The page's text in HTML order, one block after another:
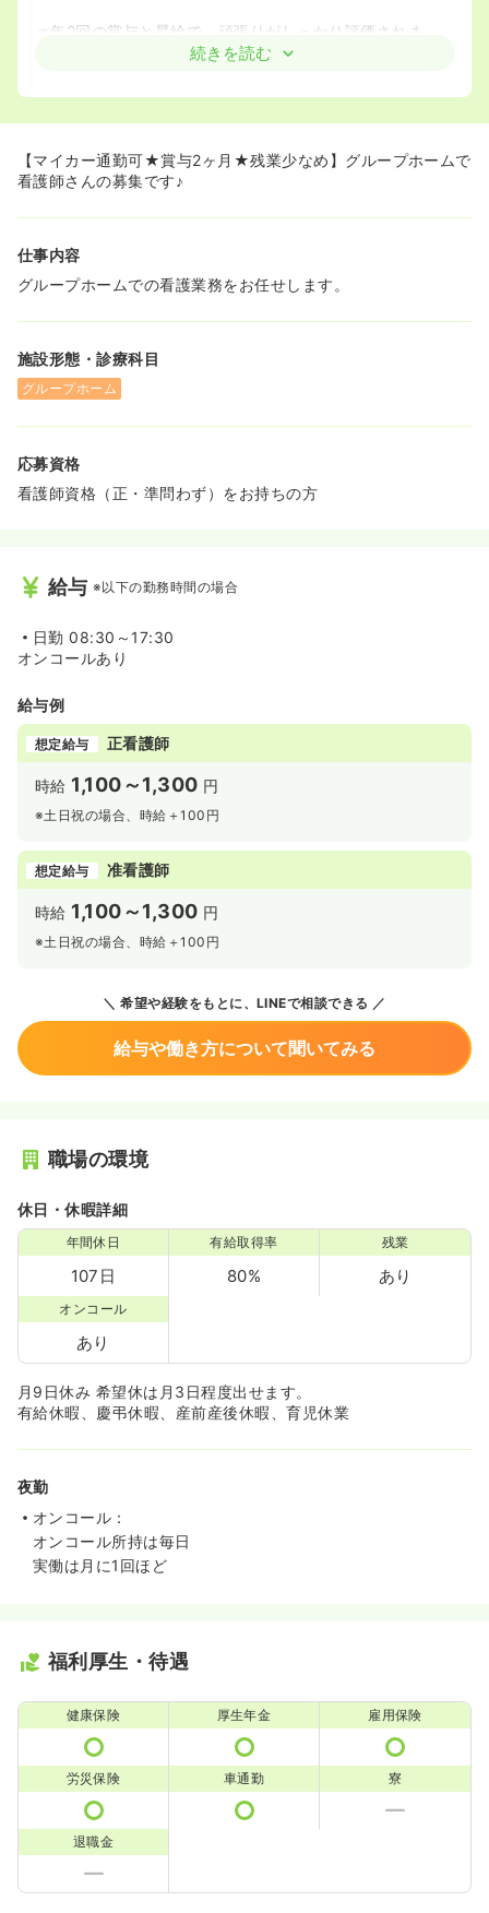
≪年2回の賞与と昇給で、頑張りがしっかり評価されま
努力や貢献が給与にきちんと反映されます！モチベーショ
続きを読む
【マイカー通勤可★賞与2ヶ月★残業少なめ】グループホームで
看護師さんの募集です♪
仕事内容
グループホームでの看護業務をお任せします。
施設形態・診療科目
グループホーム
応募資格
看護師資格（正・準問わず）をお持ちの方
給与 ※以下の勤務時間の場合
日勤 08:30～17:30
オンコールあり
給与例
想定給与 正看護師
時給 1,100～1,300 円
※土日祝の場合、時給＋100円
想定給与 准看護師
時給 1,100～1,300 円
※土日祝の場合、時給＋100円
希望や経験をもとに、LINEで相談できる
給与や働き方について聞いてみる
職場の環境
休日・休暇詳細
年間休日
107日
有給取得率
80%
残業
あり
オンコール
あり
月9日休み 希望休は月3日程度出せます。
有給休暇、慶弔休暇、産前産後休暇、育児休業
夜勤
オンコール：
オンコール所持は毎日
実働は月に1回ほど
福利厚生・待遇
健康保険 厚生年金 雇用保険
労災保険 車通勤 寮
退職金